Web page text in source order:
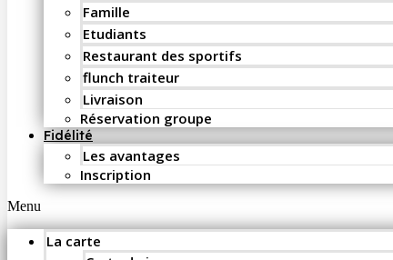
Famille
Etudiants
Restaurant des sportifs
flunch traiteur
Livraison
Réservation groupe
Fidélité
Les avantages
Inscription
Menu
La carte